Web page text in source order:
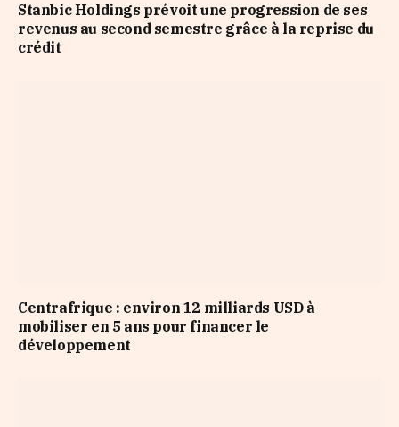
Stanbic Holdings prévoit une progression de ses
revenus au second semestre grâce à la reprise du
crédit
Centrafrique : environ 12 milliards USD à
mobiliser en 5 ans pour financer le
développement